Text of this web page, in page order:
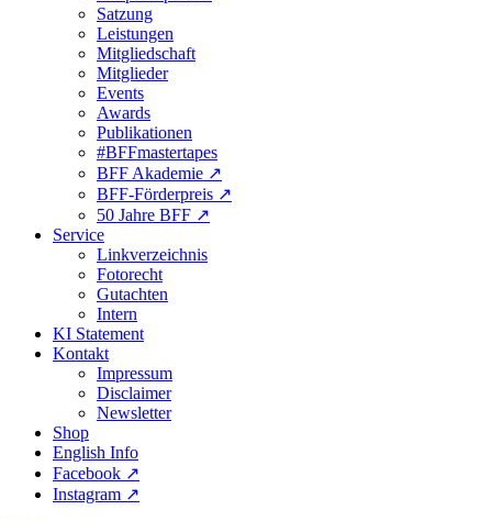
Satzung
Leistungen
Mitgliedschaft
Mitglieder
Events
Awards
Publikationen
#BFFmastertapes
BFF Akademie ↗︎
BFF-Förderpreis ↗︎
50 Jahre BFF ↗︎
Service
Linkverzeichnis
Fotorecht
Gutachten
Intern
KI Statement
Kontakt
Impressum
Disclaimer
Newsletter
Shop
English Info
Facebook ↗︎
Instagram ↗︎